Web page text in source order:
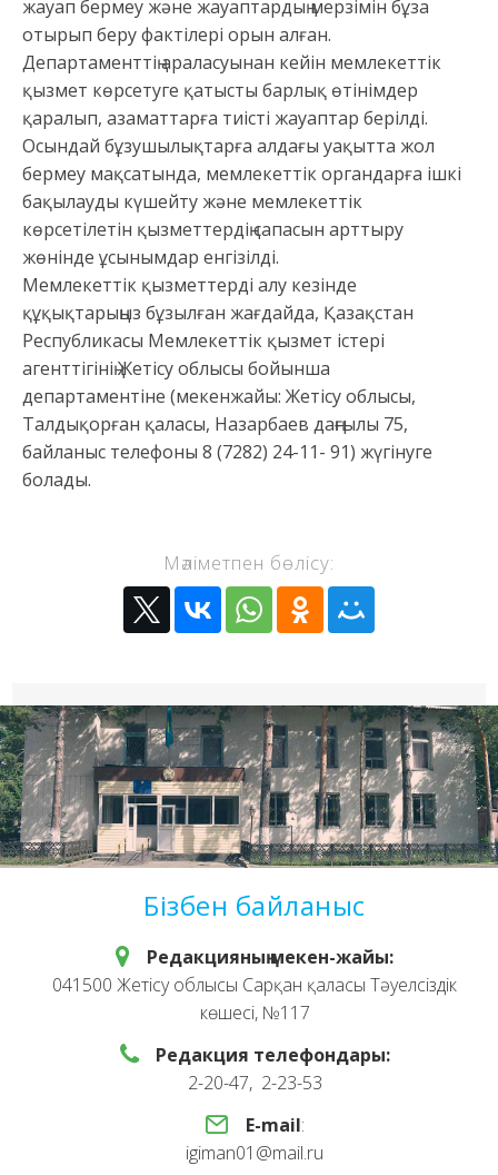
жауап бермеу және жауаптардың мерзімін бұза
отырып беру фактілері орын алған.
Департаменттің араласуынан кейін мемлекеттік
қызмет көрсетуге қатысты барлық өтінімдер
қаралып, азаматтарға тиісті жауаптар берілді.
Осындай бұзушылықтарға алдағы уақытта жол
бермеу мақсатында, мемлекеттік органдарға ішкі
бақылауды күшейту және мемлекеттік
көрсетілетін қызметтердің сапасын арттыру
жөнінде ұсынымдар енгізілді.
Мемлекеттік қызметтерді алу кезінде
құқықтарыңыз бұзылған жағдайда, Қазақстан
Республикасы Мемлекеттік қызмет істері
агенттігінің Жетісу облысы бойынша
департаментіне (мекенжайы: Жетісу облысы,
Талдықорған қаласы, Назарбаев даңғылы 75,
байланыс телефоны 8 (7282) 24-11- 91) жүгінуге
болады.
Мәліметпен бөлісу:
Бізбен байланыс
Редакцияның мекен-жайы:
041500 Жетісу облысы Сарқан қаласы Тәуелсіздік
көшесі, №117
Редакция телефондары:
2-20-47, 2-23-53
E-mail:
igiman01@mail.ru